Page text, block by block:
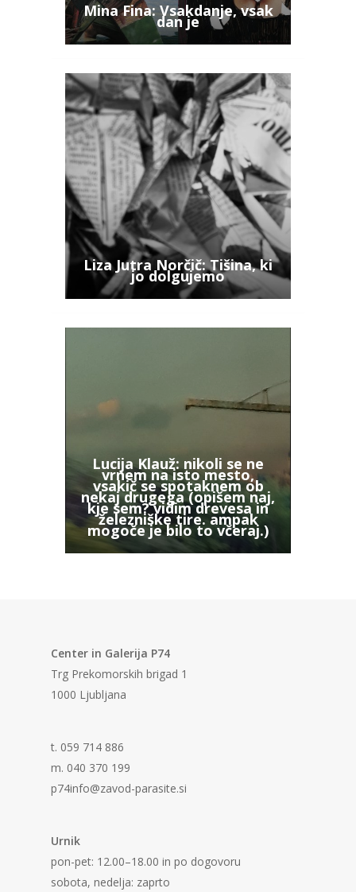
Mina Fina: Vsakdanje, vsak
dan je
Liza Jutra Norčič: Tišina, ki
jo dolgujemo
Lucija Klauž: nikoli se ne
vrnem na isto mesto,
vsakič se spotaknem ob
nekaj drugega (opišem naj,
kje sem? vidim drevesa in
železniške tire. ampak
mogoče je bilo to včeraj.)
Center in Galerija P74
Trg Prekomorskih brigad 1
1000 Ljubljana
t. 059 714 886
m. 040 370 199
p74info@zavod-parasite.si
Urnik
pon-pet: 12.00–18.00 in po dogovoru
sobota, nedelja: zaprto